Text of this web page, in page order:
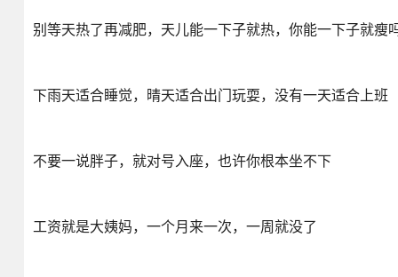
别等天热了再减肥，天儿能一下子就热，你能一下子就瘦
下雨天适合睡觉，晴天适合出门玩耍，没有一天适合上班
不要一说胖子，就对号入座，也许你根本坐不下
工资就是大姨妈，一个月来一次，一周就没了